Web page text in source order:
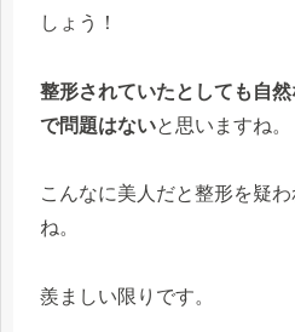
しょう！
整形されていたとしても自
で問題はないと思いますね。
こんなに美人だと整形を疑
ね。
羨ましい限りです。